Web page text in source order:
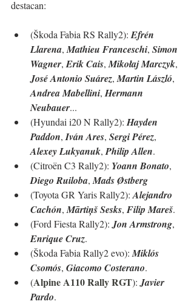
destacan:
(Škoda Fabia RS Rally2): Efrén
Llarena, Mathieu Franceschi, Simon
Wagner, Erik Cais, Mikołaj Marczyk,
José Antonio Suárez, Martin László,
Andrea Mabellini, Hermann
Neubauer...
(Hyundai i20 N Rally2): Hayden
Paddon, Iván Ares, Sergi Pérez,
Alexey Lukyanuk, Philip Allen.
(Citroën C3 Rally2): Yoann Bonato,
Diego Ruiloba, Mads Østberg
(Toyota GR Yaris Rally2): Alejandro
Cachón, Mārtiņš Sesks, Filip Mareš.
(Ford Fiesta Rally2): Jon Armstrong,
Enrique Cruz.
(Škoda Fabia Rally2 evo): Miklós
Csomós, Giacomo Costerano.
(Alpine A110 Rally RGT): Javier
Pardo.